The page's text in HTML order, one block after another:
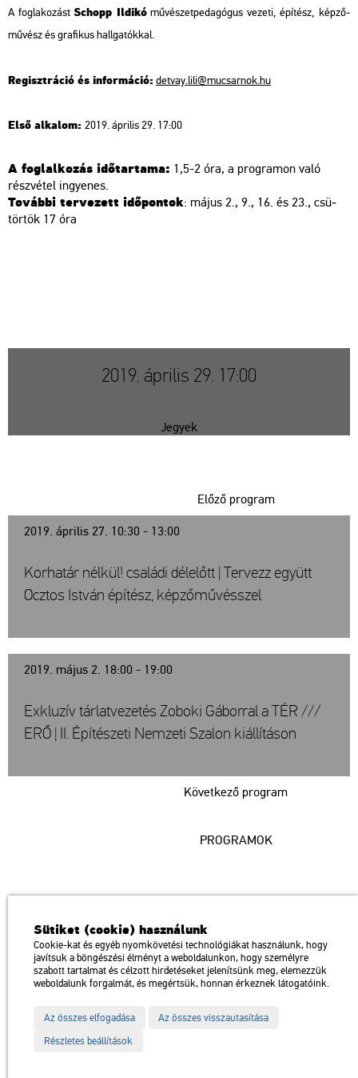
A fog­la­ko­zástSchopp Il­di­kómű­vé­szet­pe­da­gó­gus ve­ze­ti, épí­tész, kép­ző­
mű­vész és gra­fi­kus hall­ga­tók­kal.
Re­giszt­rá­ció és in­for­má­ció: det­vay.​lili@​mu­csar­nok.​hu
Első al­ka­lom: 2019. áp­ri­lis 29. 17:00
A fog­lal­ko­zás idő­tar­ta­ma: 1,5-2 óra, a prog­ra­mon való
rész­vé­tel in­gye­nes.
To­váb­bi ter­ve­zett idő­pon­tok: május 2., 9., 16. és 23., csü­
tör­tök 17 óra
2019. április 29. 17:00
Jegyek
2019. április 27. 10:30 - 13:00
Előző program
Korhatár nélkül! családi délelőtt | Tervezz együtt
Ocztos István építész, képzőművésszel
2019. május 2. 18:00 - 19:00
Következő program
Exkluzív tárlatvezetés Zoboki Gáborral a TÉR ///
ERŐ | II. Építészeti Nemzeti Szalon kiállításon
PROGRAMOK
a Magyar Művészeti Akadémia intézménye
1146 Budapest, Dózsa György út 37.
Megközelíthető: Millenniumi Földalatti Vasút – Hősök tere megálló
Trolibusz: 75, 79 / Autóbusz: 20, 30, 105
Impresszum Sitemap Adatvédelem
térkép
Sütiket (cookie) használunk
Cookie-kat és egyéb nyomkövetési technológiákat használunk, hogy
javítsuk a böngészési élményt a weboldalunkon, hogy személyre
szabott tartalmat és célzott hirdetéseket jelenítsünk meg, elemezzük
weboldalunk forgalmát, és megértsük, honnan érkeznek látogatóink.
Az összes elfogadása
Az összes visszautasítása
Részletes beállítások